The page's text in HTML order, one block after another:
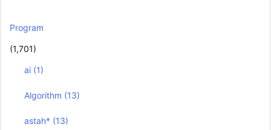
Program
(1,701)
ai (1)
Algorithm (13)
astah* (13)